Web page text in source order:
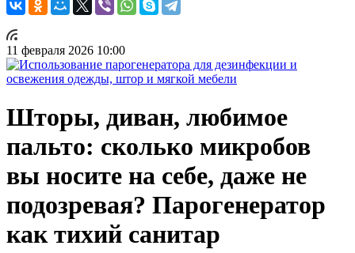
11 февраля 2026 10:00
Шторы, диван, любимое
пальто: сколько микробов
вы носите на себе, даже не
подозревая? Парогенератор
как тихий санитар